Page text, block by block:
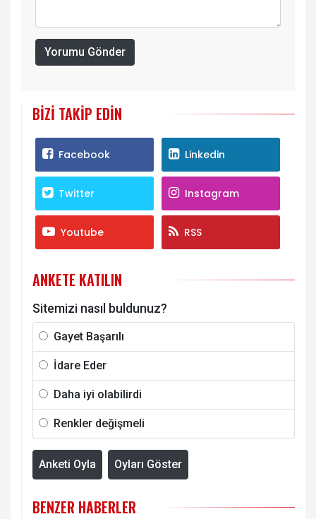
Yorumu Gönder
BIZI TAKIP EDIN
Facebook Linkedin
Twitter Instagram
Youtube RSS
ANKETE KATILIN
Sitemizi nasıl buldunuz?
Gayet Başarılı
İdare Eder
Daha iyi olabilirdi
Renkler değişmeli
Anketi Oyla Oyları Göster
BENZER HABERLER